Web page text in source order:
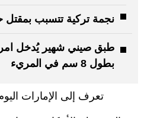
نجمة تركية تتسبب
طبق صيني شهير يُدخل
بطول 8 سم في المريء
تعرف إلى الإمارات